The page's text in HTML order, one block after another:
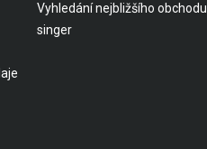
Vyhledání nejbližšího obchodu
singer